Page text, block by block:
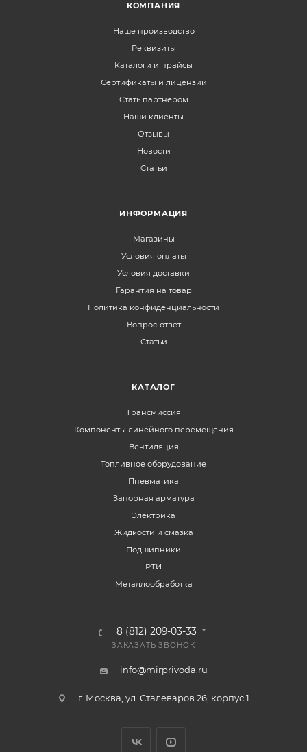
КОМПАНИЯ
Наше производство
Реквизиты
Каталоги и прайсы
Сертификаты и лицензии
Стать партнером
Наши клиенты
Отзывы
Новости
Статьи
ИНФОРМАЦИЯ
Магазины
Условия оплаты
Условия доставки
Гарантия на товар
Политика конфиденциальности
Вопрос-ответ
Статьи
КАТАЛОГ
Трансмиссия
Компоненты линейного перемещения
Вентиляция
Топливное оборудование
Пневматика
Запорная арматура
Электрика
Жидкости и смазка
Подшипники
РТИ
Металлообработка
8 (812) 209-03-33
ЗАКАЗАТЬ ЗВОНОК
info@mirprivoda.ru
г. Москва, ул. Сталеваров 26, корпус 1